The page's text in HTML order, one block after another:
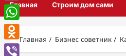
Главная Строим дом сами
Главная Бизнес советник
VK
WhatsApp
Odnoklassniki